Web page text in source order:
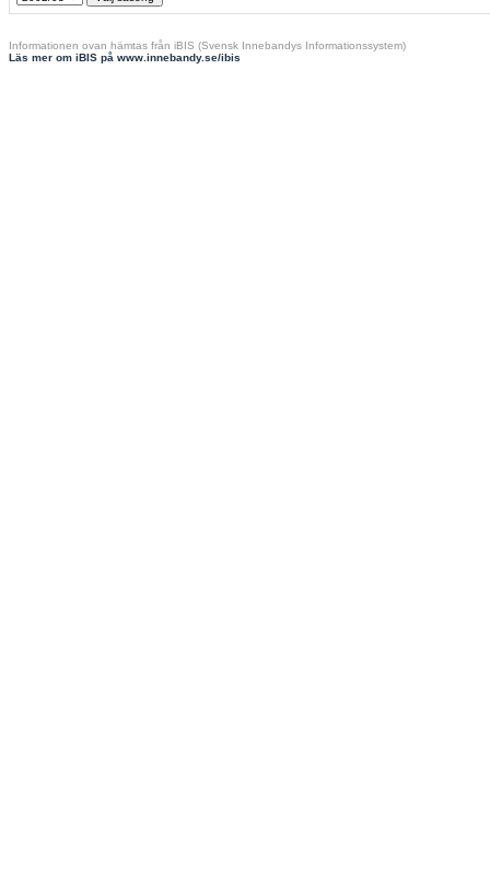
Informationen ovan hämtas från iBIS (Svensk Innebandys Informationssystem)
Läs mer om iBIS på www.innebandy.se/ibis